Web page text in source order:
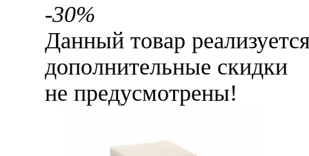
-30%
Данный товар
дополнительные скидки
не предусмотрены!